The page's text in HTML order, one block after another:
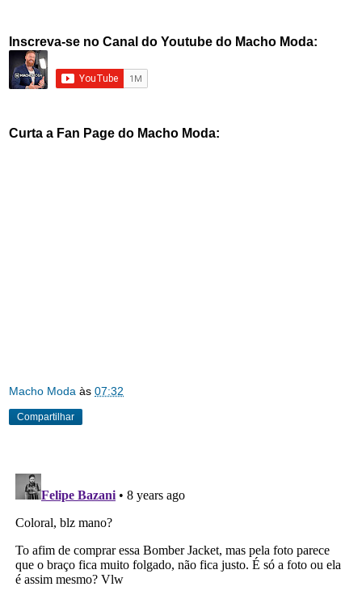
Inscreva-se no Canal do Youtube do Macho Moda:
Curta a Fan Page do Macho Moda:
Macho Moda às 07:32
Compartilhar